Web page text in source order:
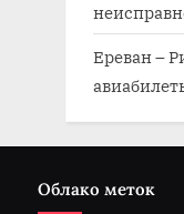
Ереван –
Облако меток